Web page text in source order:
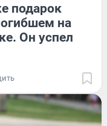
подарок
на
Он успел